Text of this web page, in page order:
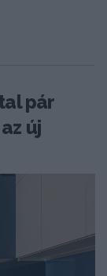
pár
új